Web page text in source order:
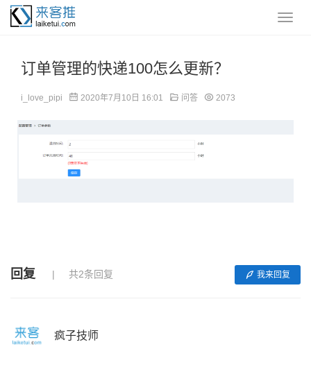
订单管理的快递100怎么更新？
i_love_pipi 2020年7月10日 16:01 问答 2073
回复 共2条回复 我来回复
疯子技师